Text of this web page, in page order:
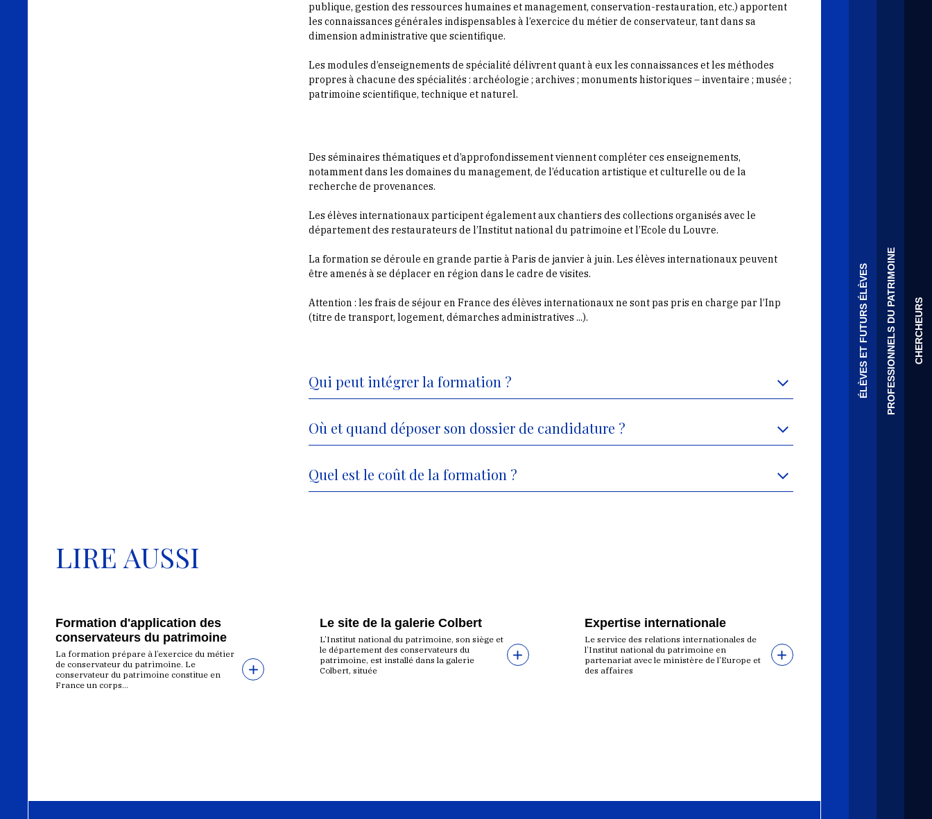
ÉLÈVES ET FUTURS ÉLÈVESPROFESSIONNELS DU PATRIMOINE CHERCHEURS
publique, gestion des ressources humaines et management, conservation-restauration, etc.) apportent
les connaissances générales indispensables à l’exercice du métier de conservateur, tant dans sa
dimension administrative que scientifique.
Les modules d’enseignements de spécialité délivrent quant à eux les connaissances et les méthodes
propres à chacune des spécialités : archéologie ; archives ; monuments historiques – inventaire ; musée ;
patrimoine scientifique, technique et naturel.
Des séminaires thématiques et d’approfondissement viennent compléter ces enseignements,
notamment dans les domaines du management, de l’éducation artistique et culturelle ou de la
recherche de provenances.
Les élèves internationaux participent également aux chantiers des collections organisés avec le
département des restaurateurs de l’Institut national du patrimoine et l’Ecole du Louvre.
La formation se déroule en grande partie à Paris de janvier à juin. Les élèves internationaux peuvent
être amenés à se déplacer en région dans le cadre de visites.
Attention : les frais de séjour en France des élèves internationaux ne sont pas pris en charge par l’Inp
(titre de transport, logement, démarches administratives ...).
Qui peut intégrer la formation ?
Où et quand déposer son dossier de candidature ?
Quel est le coût de la formation ?
LIRE AUSSI
Formation d'application des
conservateurs du patrimoine
La formation prépare à l’exercice du métier
de conservateur du patrimoine. Le
conservateur du patrimoine constitue en
France un corps...
Le site de la galerie Colbert
L’Institut national du patrimoine, son siège et
le département des conservateurs du
patrimoine, est installé dans la galerie
Colbert, située
Expertise internationale
Le service des relations internationales de
l’Institut national du patrimoine en
partenariat avec le ministère de l’Europe et
des affaires